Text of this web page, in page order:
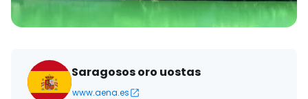
Saragosos oro uostas
www.aena.es